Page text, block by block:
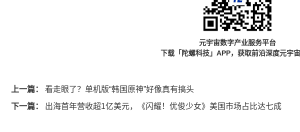
元宇宙数字产业服务平台
下载「陀螺科技」APP，获取前沿深度元宇
上一篇： 看走眼了？单机版“韩国原神”好像真有搞头
下一篇： 出海首年营收超1亿美元，《闪耀！优俊少女》美国市场占比达七成